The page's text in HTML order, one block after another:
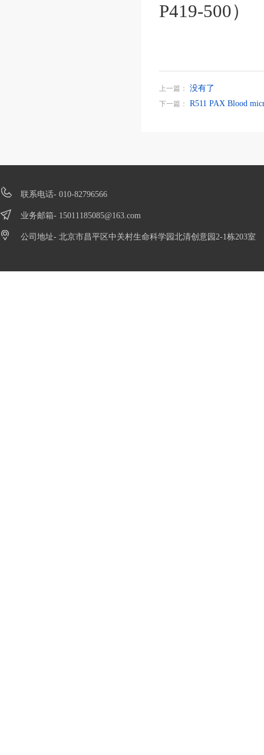
P419-500）
上一篇： 没有了
下一篇： R511 PAX Blood
联系电话- 010-82796566
业务邮箱- 15011185085@163.com
公司地址- 北京市昌平区中关村生命科学园北清创意园2-1栋203室